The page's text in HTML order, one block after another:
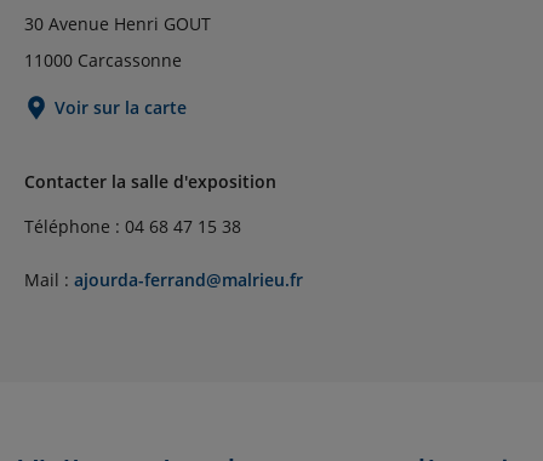
30 Avenue Henri GOUT
11000 Carcassonne
Voir sur la carte
Contacter la salle d'exposition
Téléphone : 04 68 47 15 38
Mail : ajourda-ferrand@malrieu.fr